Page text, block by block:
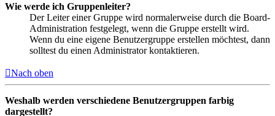
Wie werde ich Gruppenleiter?
Der Leiter einer Gruppe wird normalerweise durch die Board-
Administration festgelegt, wenn die Gruppe erstellt wird.
Wenn du eine eigene Benutzergruppe erstellen möchtest, dann
solltest du einen Administrator kontaktieren.
Nach oben
Weshalb werden verschiedene Benutzergruppen farbig
dargestellt?